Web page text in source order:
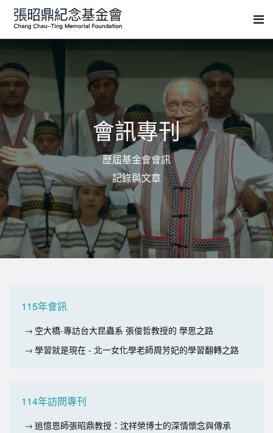
會訊專刊
歷屆基金會會訊
記錄與文章
115年會訊
空大橋-專訪台大昆蟲系 張俊哲教授的 學思之路
學習就是現在 - 北一女化學老師周芳妃的學習翻轉之路
114年訪問專刊
追憶恩師張昭鼎教授：沈祥榮博士的深情懷念與傳承